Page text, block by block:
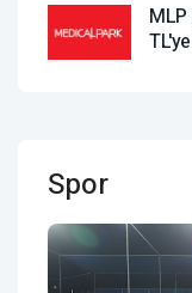
MLP
Spor